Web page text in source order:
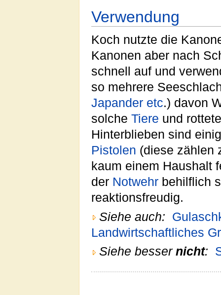
Verwendung
Koch nutzte die
Kanonen aber nach
schnell auf und
so mehrere
Japander etc.) davon
solche Tiere und
Hinterblieben sind
Pistolen (diese zählen
kaum einem Haushalt
der Notwehr behilflich
reaktionsfreudig.
Siehe auch:
Landwirtschaftliches
Siehe besser nicht: